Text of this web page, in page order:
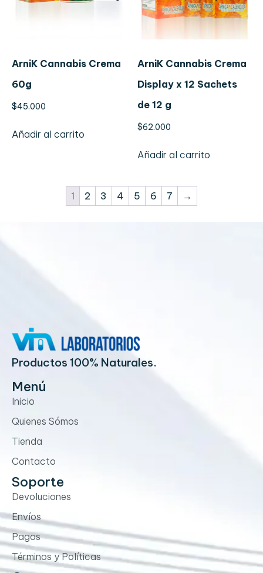
ArniK Cannabis Crema
60g
$45.000
Añadir al carrito
ArniK Cannabis Crema
Display x 12 Sachets
de 12 g
$62.000
Añadir al carrito
1 2 3 4 5 6 7 →
Productos 100% Naturales.
Menú
Inicio
Quienes Sómos
Tienda
Contacto
Soporte
Devoluciones
Envíos
Pagos
Términos y Políticas